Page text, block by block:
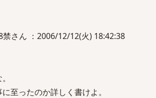
禁さん ：2006/12/12(火) 18:42:38
至ったのか詳しく書けよ。